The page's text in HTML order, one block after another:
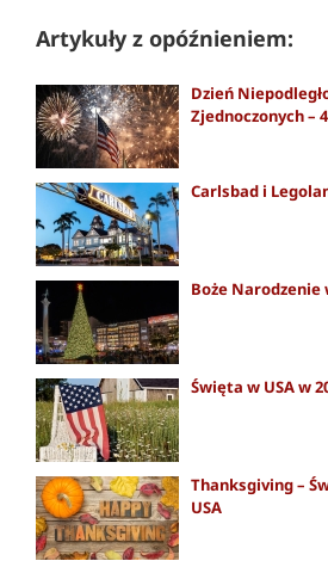
Artykuły z opóźnieniem:
Dzień
Zjednoczonych –
Carlsbad i
Boże Narodzenie
Święta w USA w
Thanksgiving –
USA